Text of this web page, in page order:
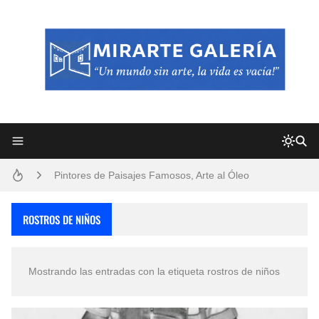
Pintores de Paisajes Famosos, Arte al Óleo
San Valentín Dibujos a Lápiz del 14 de Febrero
ROSTROS DE NIÑOS
Mostrando las entradas con la etiqueta rostros de niños